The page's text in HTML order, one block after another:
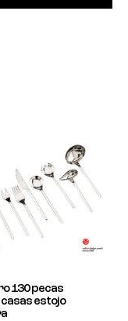
130 pecas
estojo